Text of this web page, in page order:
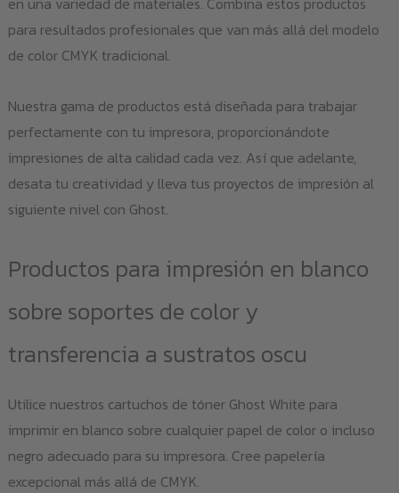
para resultados profesionales que van más allá del modelo
de color CMYK tradicional.
Nuestra gama de productos está diseñada para trabajar
perfectamente con tu impresora, proporcionándote
impresiones de alta calidad cada vez. Así que adelante,
desata tu creatividad y lleva tus proyectos de impresión al
siguiente nivel con Ghost.
Productos para impresión en blanco
sobre soportes de color y
transferencia a sustratos oscu
Utilice nuestros cartuchos de tóner Ghost White para
imprimir en blanco sobre cualquier papel de color o incluso
negro adecuado para su impresora. Cree papelería
excepcional más allá de CMYK.